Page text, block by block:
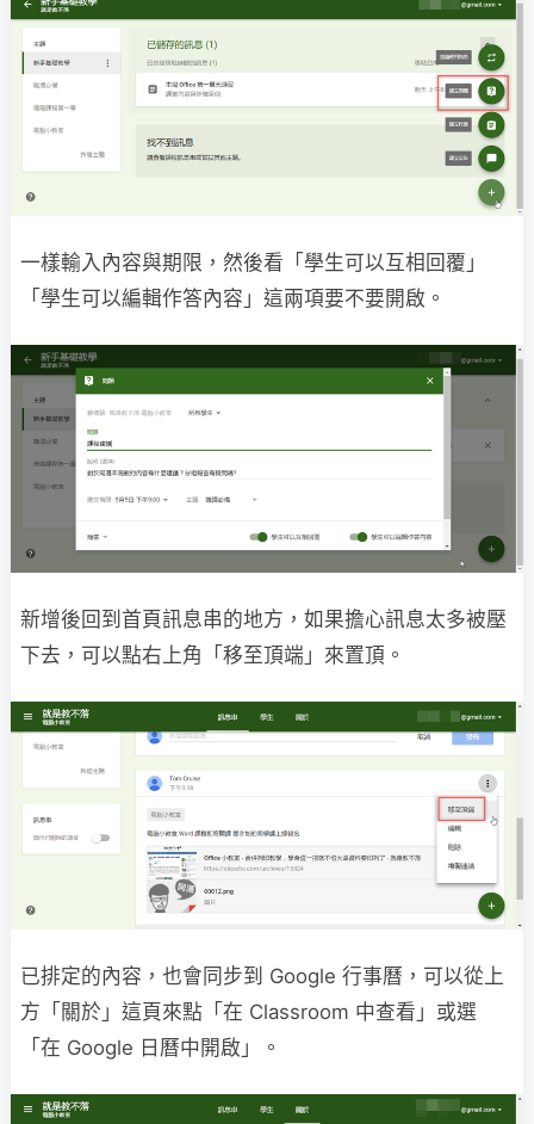
一樣輸入內容與期限，然後看「學生可以互相回覆」
「學生可以編輯作答內容」這兩項要不要開啟。
新增後回到首頁訊息串的地方，如果擔心訊息太多被壓
下去，可以點右上角「移至頂端」來置頂。
已排定的內容，也會同步到 Google 行事曆，可以從上
方「關於」這頁來點「在 Classroom 中查看」或選
「在 Google 日曆中開啟」。